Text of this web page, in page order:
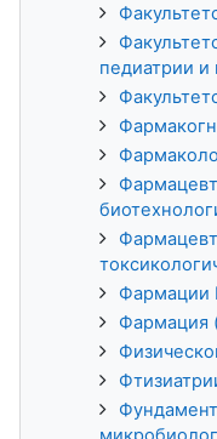
педиатрии и
Фармация